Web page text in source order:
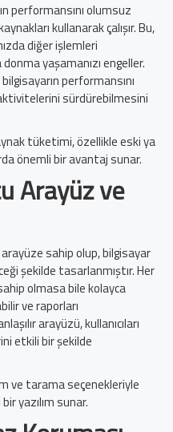
performansını olumsuz
kullanarak çalışır. Bu,
diğer işlemleri
yaşamanızı engeller.
performansını
sürdürebilmesini
tüketimi, özellikle eski ya
önemli bir avantaj sunar.
Arayüz ve
sahip olup, bilgisayar
şekilde tasarlanmıştır. Her
olmasa bile kolayca
ve raporları
arayüzü, kullanıcıları
etkili bir şekilde
ve tarama seçenekleriyle
yazılım sunar.